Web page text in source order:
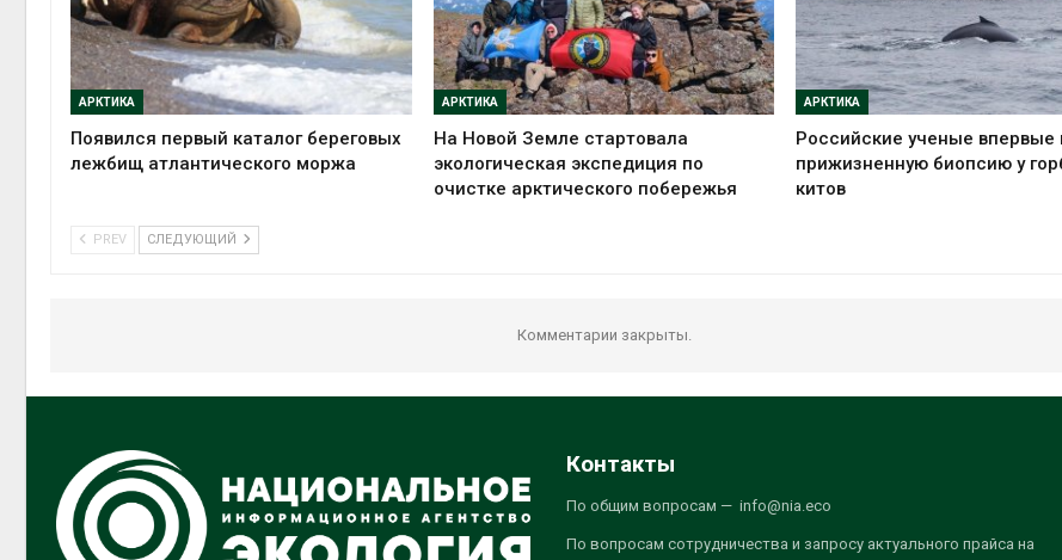
АРКТИКА
Появился первый каталог береговых
лежбищ атлантического моржа
АРКТИКА
На Новой Земле стартовала
экологическая экспедиция по
очистке арктического побережья
АРКТИКА
Российские ученые впервые
прижизненную биопсию у
китов
PREV СЛЕДУЮЩИЙ
Комментарии закрыты.
Контакты
По общим вопросам — info@nia.eco
По вопросам сотрудничества и запросу актуального прайса на